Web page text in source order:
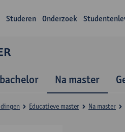
Studeren Onderzoek
Na master
Educatieve master Na master